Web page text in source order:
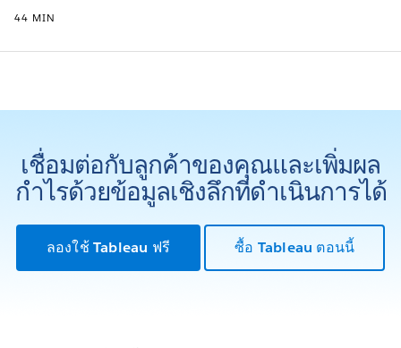
44 MIN
เชื่อมต่อกับลูกค้าของคุณและเพิ่มผล
กำไรด้วยข้อมูลเชิงลึกที่ดำเนินการได้
ลองใช้ Tableau ฟรี ซื้อ Tableau ตอนนี้